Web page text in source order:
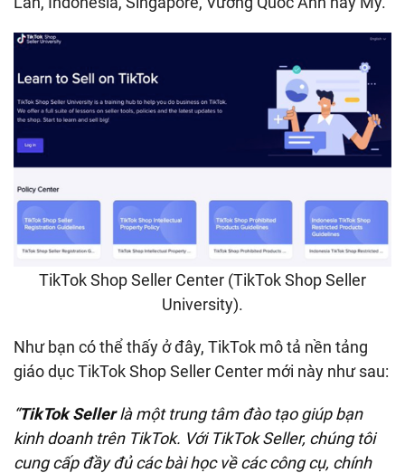
TikTok Shop Seller Center (TikTok Shop Seller
University).
Như bạn có thể thấy ở đây, TikTok mô tả nền tảng
giáo dục TikTok Shop Seller Center mới này như sau:
“TikTok Sellerlà một trung tâm đào tạo giúp bạn
kinh doanh trên TikTok. Với TikTok Seller, chúng tôi
cung cấp đầy đủ các bài học về các công cụ, chính